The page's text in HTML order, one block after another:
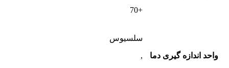
+70
واحد اندازه گیری دما
سلسیوس
,